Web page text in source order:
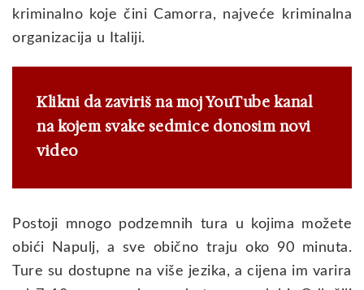
kriminalno koje čini Camorra, najveće kriminalna
organizacija u Italiji.
Klikni da zaviriš na moj YouTube kanal
na kojem svake sedmice donosim novi
video
Postoji mnogo podzemnih tura u kojima možete
obići Napulj, a sve obično traju oko 90 minuta.
Ture su dostupne na više jezika, a cijena im varira